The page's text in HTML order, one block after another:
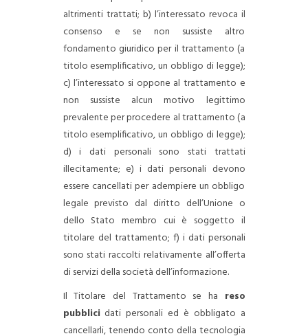
altrimenti trattati; b) l’interessato revoca il
consenso e se non sussiste altro
fondamento giuridico per il trattamento (a
titolo esemplificativo, un obbligo di legge);
c) l’interessato si oppone al trattamento e
non sussiste alcun motivo legittimo
prevalente per procedere al trattamento (a
titolo esemplificativo, un obbligo di legge);
d) i dati personali sono stati trattati
illecitamente; e) i dati personali devono
essere cancellati per adempiere un obbligo
legale previsto dal diritto dell’Unione o
dello Stato membro cui è soggetto il
titolare del trattamento; f) i dati personali
sono stati raccolti relativamente all’offerta
di servizi della società dell’informazione.
Il Titolare del Trattamento se ha reso
pubblici dati personali ed è obbligato a
cancellarli, tenendo conto della tecnologia